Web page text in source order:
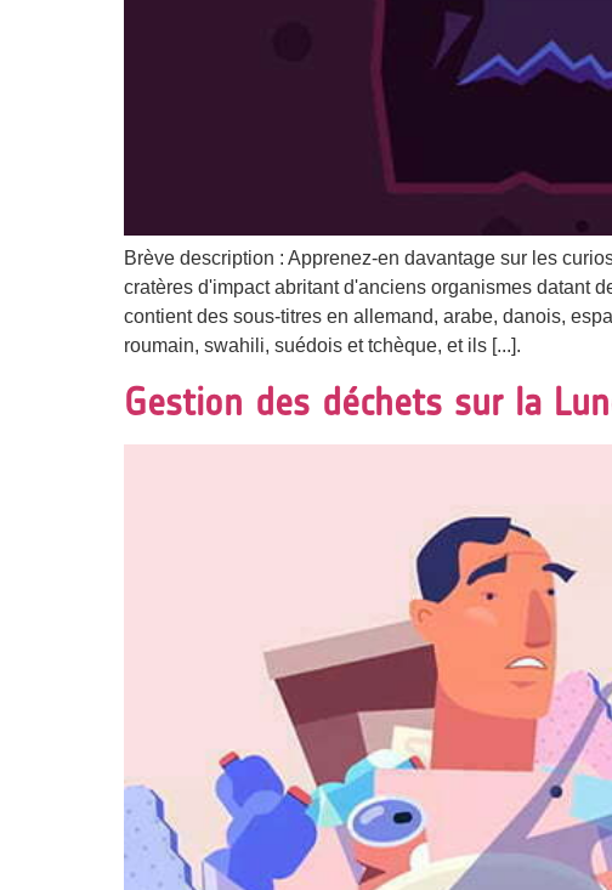
Brève description : Apprenez-en davantage sur les
cratères d'impact abritant d'anciens organismes datant
contient des sous-titres en allemand, arabe, danois,
roumain, swahili, suédois et tchèque, et ils [...].
Gestion des déchets sur la